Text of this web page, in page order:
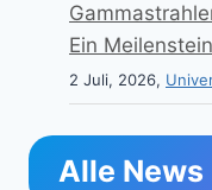
Ein
2 Juli, 2026,
Alle News